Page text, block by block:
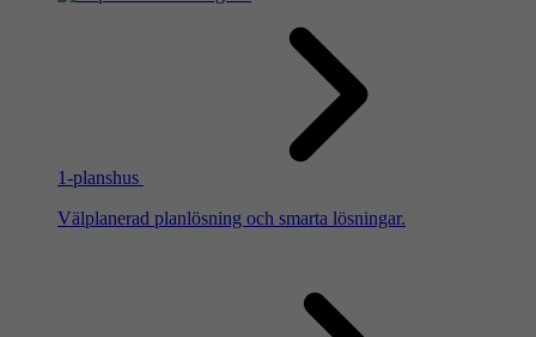
1-planshus
Välplanerad planlösning och smarta lösningar.